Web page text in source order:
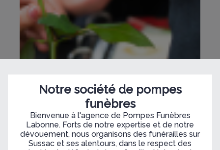
Notre société de pompes
funèbres
Bienvenue à l'agence de Pompes Funèbres
Labonne. Forts de notre expertise et de notre
dévouement, nous organisons des funérailles sur
Sussac et ses alentours, dans le respect des